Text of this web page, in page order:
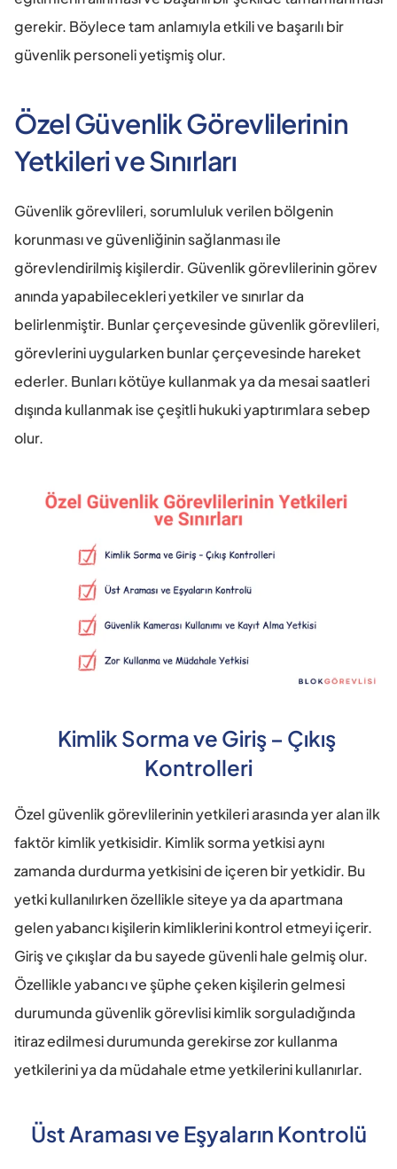
gerekir. Böylece tam anlamıyla etkili ve başarılı bir
güvenlik personeli yetişmiş olur.
Özel Güvenlik Görevlilerinin
Yetkileri ve Sınırları
Güvenlik görevlileri, sorumluluk verilen bölgenin
korunması ve güvenliğinin sağlanması ile
görevlendirilmiş kişilerdir. Güvenlik görevlilerinin görev
anında yapabilecekleri yetkiler ve sınırlar da
belirlenmiştir. Bunlar çerçevesinde güvenlik görevlileri,
görevlerini uygularken bunlar çerçevesinde hareket
ederler. Bunları kötüye kullanmak ya da mesai saatleri
dışında kullanmak ise çeşitli hukuki yaptırımlara sebep
olur.
Kimlik Sorma ve Giriş – Çıkış
Kontrolleri
Özel güvenlik görevlilerinin yetkileri arasında yer alan ilk
faktör kimlik yetkisidir. Kimlik sorma yetkisi aynı
zamanda durdurma yetkisini de içeren bir yetkidir. Bu
yetki kullanılırken özellikle siteye ya da apartmana
gelen yabancı kişilerin kimliklerini kontrol etmeyi içerir.
Giriş ve çıkışlar da bu sayede güvenli hale gelmiş olur.
Özellikle yabancı ve şüphe çeken kişilerin gelmesi
durumunda güvenlik görevlisi kimlik sorguladığında
itiraz edilmesi durumunda gerekirse zor kullanma
yetkilerini ya da müdahale etme yetkilerini kullanırlar.
Üst Araması ve Eşyaların Kontrolü